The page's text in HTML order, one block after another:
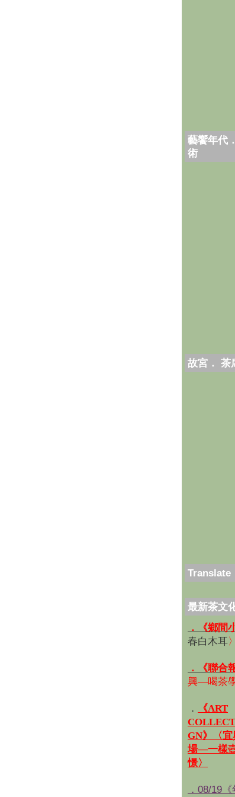
藝饗年代
術
故宮． 茶
Translate
最新茶文
．《鄉間
春白木耳〉
．《聯合
興—喝茶
．
《ART
GN》〈
場—一樣
憬〉
．08/19